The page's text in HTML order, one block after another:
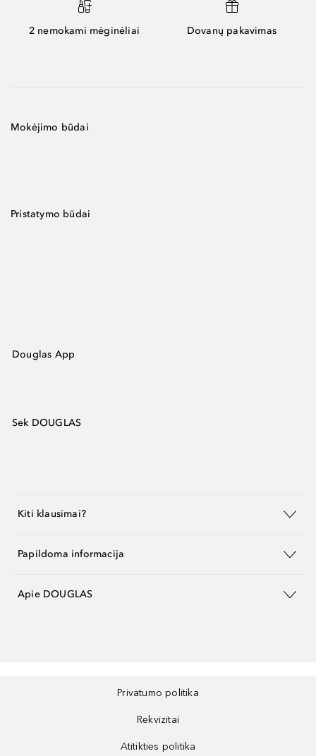
2 nemokami mėginėliai Dovanų pakavimas
Mokėjimo būdai
Pristatymo būdai
Douglas App
Sek DOUGLAS
Kiti klausimai?
Papildoma informacija
Apie DOUGLAS
Privatumo politika
Rekvizitai
Atitikties politika